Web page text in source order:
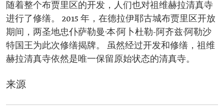
随着整个布贾里区的开发，人们也对祖维赫拉清真寺
进行了修缮。 2015 年，在德拉伊耶古城布贾里区开放
期间，两圣地忠仆萨勒曼·本·阿卜杜勒-阿齐兹·阿勒沙
特国王为此次修缮揭牌。 虽然经过开发和修缮，祖维
赫拉清真寺依然是唯一保留原始状态的清真寺。
来源